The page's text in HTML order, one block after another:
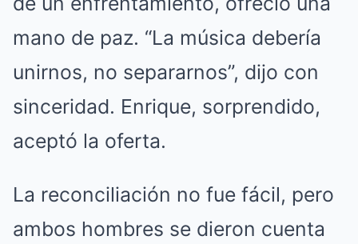
mano de paz. “La música debería
unirnos, no separarnos”, dijo con
sinceridad. Enrique, sorprendido,
aceptó la oferta.
La reconciliación no fue fácil, pero
ambos hombres se dieron cuenta